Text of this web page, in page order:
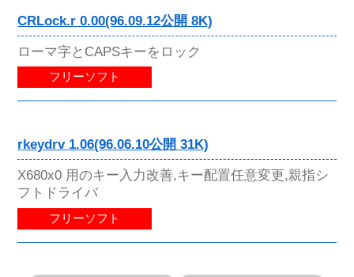
CRLock.r 0.00(96.09.12公開 8K)
ローマ字とCAPSキーをロック
フリーソフト
rkeydrv 1.06(96.06.10公開 31K)
X680x0 用のキー入力改善,キー配置任意変更,親指シ
フトドライバ
フリーソフト